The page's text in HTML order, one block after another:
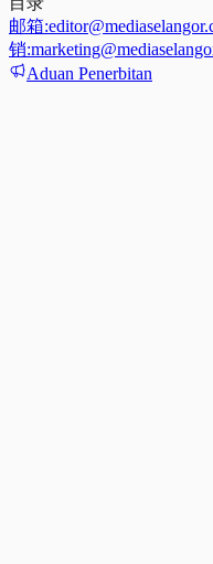
邮箱:
销:
Aduan Penerbitan